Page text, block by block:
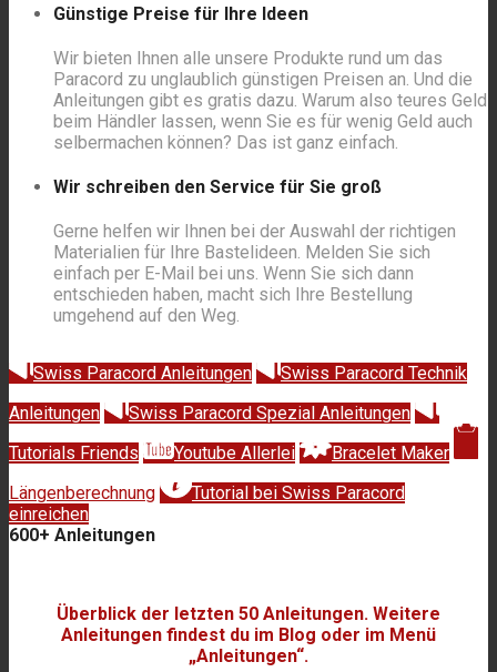
Günstige Preise für Ihre Ideen
Wir bieten Ihnen alle unsere Produkte rund um das
Paracord zu unglaublich günstigen Preisen an. Und die
Anleitungen gibt es gratis dazu. Warum also teures Geld
beim Händler lassen, wenn Sie es für wenig Geld auch
selbermachen können? Das ist ganz einfach.
Wir schreiben den Service für Sie groß
Gerne helfen wir Ihnen bei der Auswahl der richtigen
Materialien für Ihre Bastelideen. Melden Sie sich
einfach per E-Mail bei uns. Wenn Sie sich dann
entschieden haben, macht sich Ihre Bestellung
umgehend auf den Weg.
Swiss Paracord Anleitungen
Swiss Paracord Technik
Anleitungen
Swiss Paracord Spezial Anleitungen
Tutorials Friends
Youtube Allerlei
Bracelet Maker
Längenberechnung
Tutorial bei Swiss Paracord
einreichen
600+ Anleitungen
Überblick der letzten 50 Anleitungen. Weitere
Anleitungen findest du im Blog oder im Menü
„Anleitungen“.